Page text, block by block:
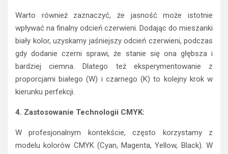
Warto również zaznaczyć, że jasność może istotnie
wpływać na finalny odcień czerwieni. Dodając do mieszanki
biały kolor, uzyskamy jaśniejszy odcień czerwieni, podczas
gdy dodanie czerni sprawi, że stanie się ona głębsza i
bardziej ciemna. Dlatego też eksperymentowanie z
proporcjami białego (W) i czarnego (K) to kolejny krok w
kierunku perfekcji.
4. Zastosowanie Technologii CMYK:
W profesjonalnym kontekście, często korzystamy z
modelu kolorów CMYK (Cyan, Magenta, Yellow, Black). W